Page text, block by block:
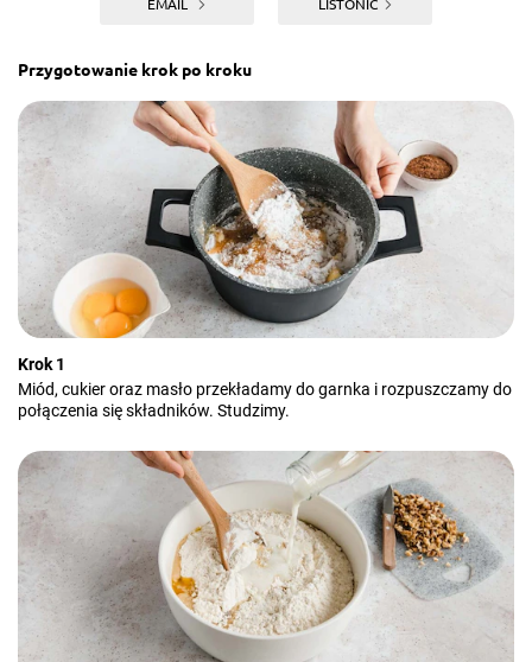
Przygotowanie krok po kroku
Krok 1
Miód, cukier oraz masło przekładamy do garnka i rozpuszczamy do
połączenia się składników. Studzimy.